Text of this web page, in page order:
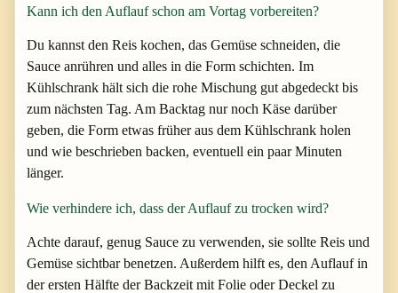
Kann ich den Auflauf schon am Vortag vorbereiten?
Du kannst den Reis kochen, das Gemüse schneiden, die
Sauce anrühren und alles in die Form schichten. Im
Kühlschrank hält sich die rohe Mischung gut abgedeckt bis
zum nächsten Tag. Am Backtag nur noch Käse darüber
geben, die Form etwas früher aus dem Kühlschrank holen
und wie beschrieben backen, eventuell ein paar Minuten
länger.
Wie verhindere ich, dass der Auflauf zu trocken wird?
Achte darauf, genug Sauce zu verwenden, sie sollte Reis und
Gemüse sichtbar benetzen. Außerdem hilft es, den Auflauf in
der ersten Hälfte der Backzeit mit Folie oder Deckel zu